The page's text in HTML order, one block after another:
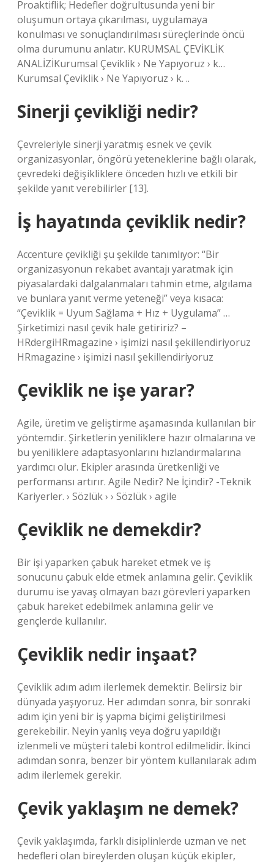
Proaktiflik; Hedefler doğrultusunda yeni bir
oluşumun ortaya çıkarılması, uygulamaya
konulması ve sonuçlandırılması süreçlerinde öncü
olma durumunu anlatır. KURUMSAL ÇEVİKLİK
ANALİZİKurumsal Çeviklik › Ne Yapıyoruz › k…
Kurumsal Çeviklik › Ne Yapıyoruz › k. ..
Sinerji çevikliği nedir?
Çevreleriyle sinerji yaratmış esnek ve çevik
organizasyonlar, öngörü yeteneklerine bağlı olarak,
çevredeki değişikliklere önceden hızlı ve etkili bir
şekilde yanıt verebilirler [13].
İş hayatında çeviklik nedir?
Accenture çevikliği şu şekilde tanımlıyor: “Bir
organizasyonun rekabet avantajı yaratmak için
piyasalardaki dalgalanmaları tahmin etme, algılama
ve bunlara yanıt verme yeteneği” veya kısaca:
“Çeviklik = Uyum Sağlama + Hız + Uygulama” …
Şirketimizi nasıl çevik hale getiririz? –
HRdergiHRmagazine › işimizi nasıl şekillendiriyoruz
HRmagazine › işimizi nasıl şekillendiriyoruz
Çeviklik ne işe yarar?
Agile, üretim ve geliştirme aşamasında kullanılan bir
yöntemdir. Şirketlerin yeniliklere hazır olmalarına ve
bu yeniliklere adaptasyonlarını hızlandırmalarına
yardımcı olur. Ekipler arasında üretkenliği ve
performansı artırır. Agile Nedir? Ne İçindir? -Teknik
Kariyerler. › Sözlük › › Sözlük › agile
Çeviklik ne demekdir?
Bir işi yaparken çabuk hareket etmek ve iş
sonucunu çabuk elde etmek anlamına gelir. Çeviklik
durumu ise yavaş olmayan bazı görevleri yaparken
çabuk hareket edebilmek anlamına gelir ve
gençlerde kullanılır.
Çeviklik nedir inşaat?
Çeviklik adım adım ilerlemek demektir. Belirsiz bir
dünyada yaşıyoruz. Her adımdan sonra, bir sonraki
adım için yeni bir iş yapma biçimi geliştirilmesi
gerekebilir. Neyin yanlış veya doğru yapıldığı
izlenmeli ve müşteri talebi kontrol edilmelidir. İkinci
adımdan sonra, benzer bir yöntem kullanılarak adım
adım ilerlemek gerekir.
Çevik yaklaşım ne demek?
Çevik yaklaşımda, farklı disiplinlerde uzman ve net
hedefleri olan bireylerden oluşan küçük ekipler,